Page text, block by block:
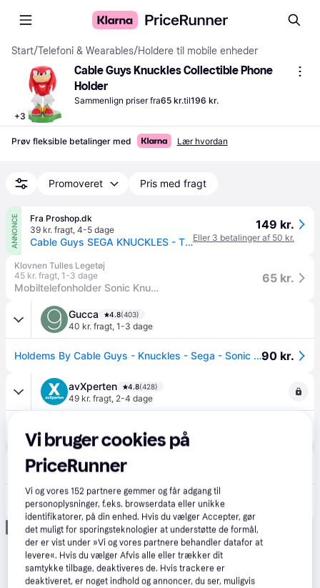
Start/Telefoni & Wearables/Holdere til mobile enheder
+3
Cable Guys Knuckles Collectible Phone
Holder
Sammenlign priser fra65 kr.til196 kr.
Prøv fleksible betalinger med Lær hvordan
Promoveret Pris med fragt
ANNONCE
Fra Proshop.dk
39 kr. fragt, 4-5 dage
Cable Guys SEGA KNUCKLES - Tilbehør til spillekonsol
149 kr.
Eller 3 betalinger af 50 kr.
Klovnen Tulles Legetøj
45 kr. fragt, 1-3 dage
Mobiltelefonholder Sonic Knuckles
65 kr.
Gucca 4.8(403)
40 kr. fragt, 1-3 dage
Holdems By Cable Guys - Knuckles - Sega - Sonic The Hedgehog90 kr.
avXperten 4.8(428)
49 kr. fragt, 2-4 dage
Sonic the Hedgehog Holdem Mini Holder Figur - 10cm - Knuckles
Coolshop 4.9
39 kr. fragt,1 dag
Holdems Sega Knuckles - PHONE HOLDER - Klar til levering - Prismatch
Eller 3 betalinger af 40 kr.
Annonce
Vi bruger cookies på
PriceRunner
Vi og vores152 partnere gemmer og får adgang til
personoplysninger, f.eks. browserdata eller unikke
identifikatorer, på din enhed. Hvis du vælger Accepter, gør
det muligt for sporingsteknologier at understøtte de formål,
der er vist under »Vi og vores partnere behandler datafor at
levere«. Hvis du vælger Afvis alle eller trækker dit
samtykke tilbage, deaktiveres de. Hvis trackere er
deaktiveret, er noget indhold og annoncer, du ser, muligvis